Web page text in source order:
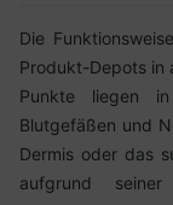
Die
Produkt-Depots in
Punkte liegen
Blutgefäßen und
Dermis oder das
aufgrund